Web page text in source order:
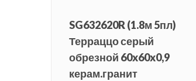
SG632620R (1.8м 5пл)
Терраццо серый
обрезной 60x60x0,9
керам.гранит